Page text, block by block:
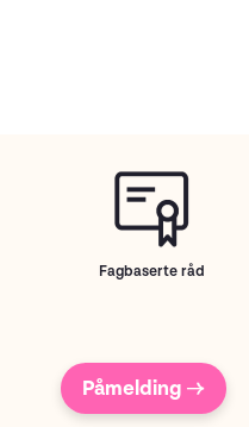
Fagbaserte råd
Påmelding →